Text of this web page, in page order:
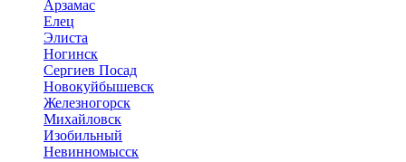
Арзамас
Елец
Элиста
Ногинск
Сергиев Посад
Новокуйбышевск
Железногорск
Михайловск
Изобильный
Невинномысск